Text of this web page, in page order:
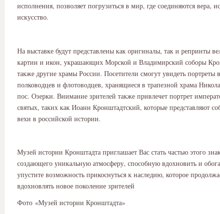
исполнения, позволяет погрузиться в мир, где соединяются вера,
искусство.
На выставке будут представлены как оригиналы, так и репринты
картин и икон, украшающих Морской и Владимирский соборы
также другие храмы России. Посетители смогут увидеть портреты
полководцев и флотоводцев, хранящиеся в трапезной храма
пос. Озерки. Внимание зрителей также привлечет портрет
святых, таких как Иоанн Кронштадтский, которые представляют
вехи в российской истории.
Музей истории Кронштадта приглашает Вас стать частью этого
создающего уникальную атмосферу, способную вдохновить и
упустите возможность прикоснуться к наследию, которое
вдохновлять новое поколение зрителей
Фото «Музей истории Кронштадта»